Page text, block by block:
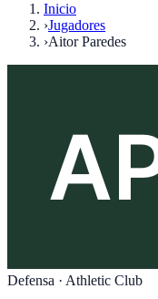
Inicio
›Jugadores
›Aitor Paredes
Defensa · Athletic Club